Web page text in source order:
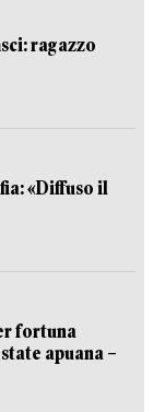
ragazzo
«Diffuso il
fortuna
apuana –